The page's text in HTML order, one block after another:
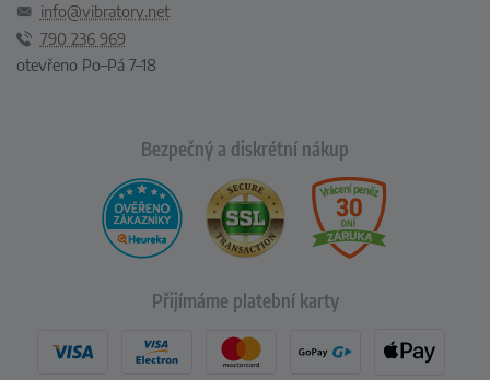
info@vibratory.net
790 236 969
otevřeno Po–Pá 7–18
Bezpečný a diskrétní nákup
Přijímáme platební karty